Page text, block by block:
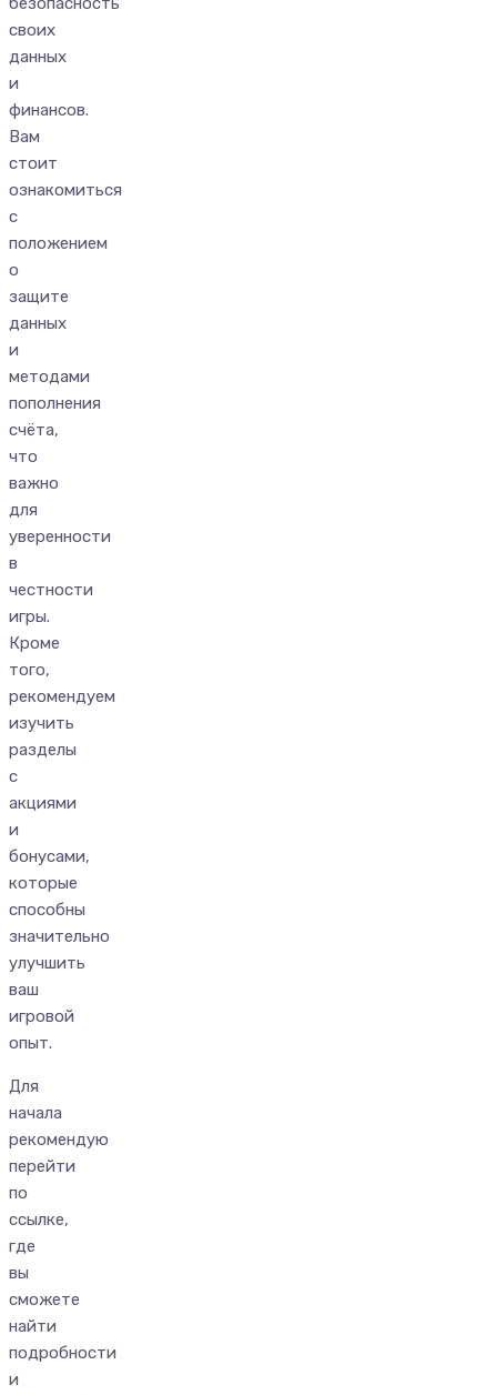
своих
данных
и
финансов.
Вам
стоит
ознакомиться
с
положением
о
защите
данных
и
методами
пополнения
счёта,
что
важно
для
уверенности
в
честности
игры.
Кроме
того,
рекомендуем
изучить
разделы
с
акциями
и
бонусами,
которые
способны
значительно
улучшить
ваш
игровой
опыт.
Для
начала
рекомендую
перейти
по
ссылке,
где
вы
сможете
найти
подробности
и